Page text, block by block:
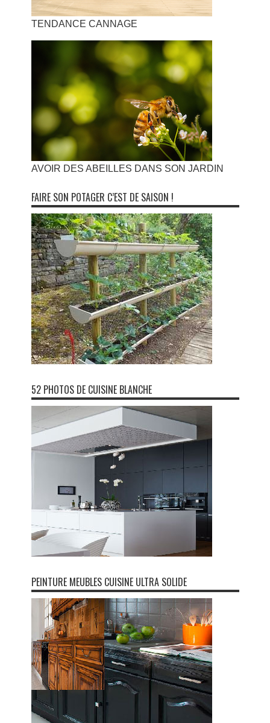
TENDANCE CANNAGE
AVOIR DES ABEILLES DANS SON JARDIN
FAIRE SON POTAGER C’EST DE SAISON !
52 PHOTOS DE CUISINE BLANCHE
PEINTURE MEUBLES CUISINE ULTRA SOLIDE